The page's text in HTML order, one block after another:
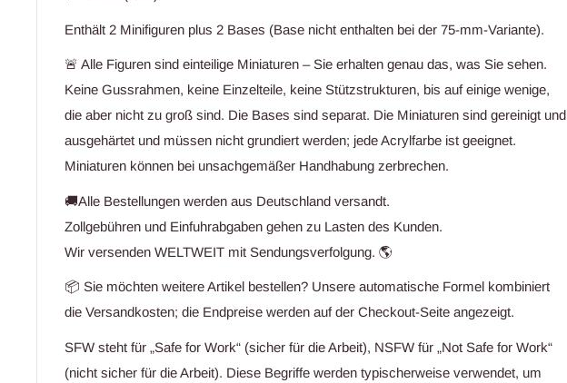
Enthält 2 Minifiguren plus 2 Bases (Base nicht enthalten bei der 75-mm-Variante).
🚨 Alle Figuren sind einteilige Miniaturen – Sie erhalten genau das, was Sie sehen.
Keine Gussrahmen, keine Einzelteile, keine Stützstrukturen, bis auf einige wenige,
die aber nicht zu groß sind. Die Bases sind separat. Die Miniaturen sind gereinigt und
ausgehärtet und müssen nicht grundiert werden; jede Acrylfarbe ist geeignet.
Miniaturen können bei unsachgemäßer Handhabung zerbrechen.
🚚Alle Bestellungen werden aus Deutschland versandt.
Zollgebühren und Einfuhrabgaben gehen zu Lasten des Kunden.
Wir versenden WELTWEIT mit Sendungsverfolgung. 🌎
📦 Sie möchten weitere Artikel bestellen? Unsere automatische Formel kombiniert
die Versandkosten; die Endpreise werden auf der Checkout-Seite angezeigt.
SFW steht für „Safe for Work“ (sicher für die Arbeit), NSFW für „Not Safe for Work“
(nicht sicher für die Arbeit). Diese Begriffe werden typischerweise verwendet, um